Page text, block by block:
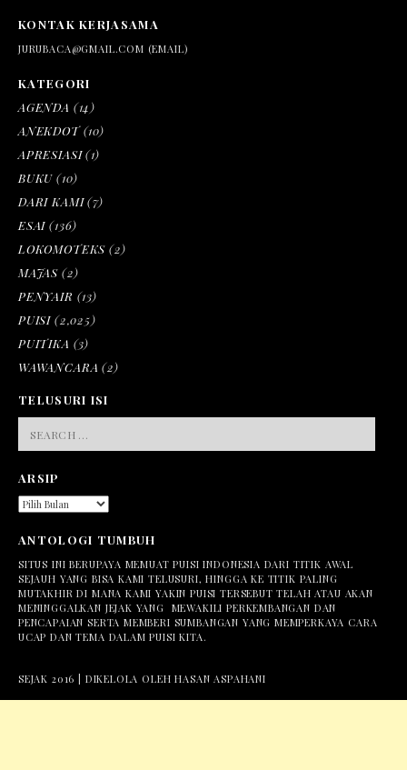
KONTAK KERJASAMA
JURUBACA@GMAIL.COM (EMAIL)
KATEGORI
AGENDA (14)
ANEKDOT(10)
APRESIASI(1)
BUKU (10)
DARI KAMI(7)
ESAI (136)
LOKOMOTEKS (2)
MAJAS (2)
PENYAIR (13)
PUISI (2,025)
PUITIKA (3)
WAWANCARA (2)
TELUSURI ISI
FOR:
ARSIP
ARSIP
ANTOLOGI TUMBUH
SITUS INI BERUPAYA MEMUAT PUISI INDONESIA DARI TITIK AWAL
SEJAUH YANG BISA KAMI TELUSURI, HINGGA KE TITIK PALING
MUTAKHIR DI MANA KAMI YAKIN PUISI TERSEBUT TELAH ATAU AKAN
MENINGGALKAN JEJAK YANG MEWAKILI PERKEMBANGAN DAN
PENCAPAIAN SERTA MEMBERI SUMBANGAN YANG MEMPERKAYA CARA
UCAP DAN TEMA DALAM PUISI KITA.
SEJAK 2016 | DIKELOLA OLEH HASAN ASPAHANI